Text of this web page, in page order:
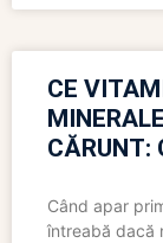
CE
CĂRUNT:
Când apar
întreabă dacă